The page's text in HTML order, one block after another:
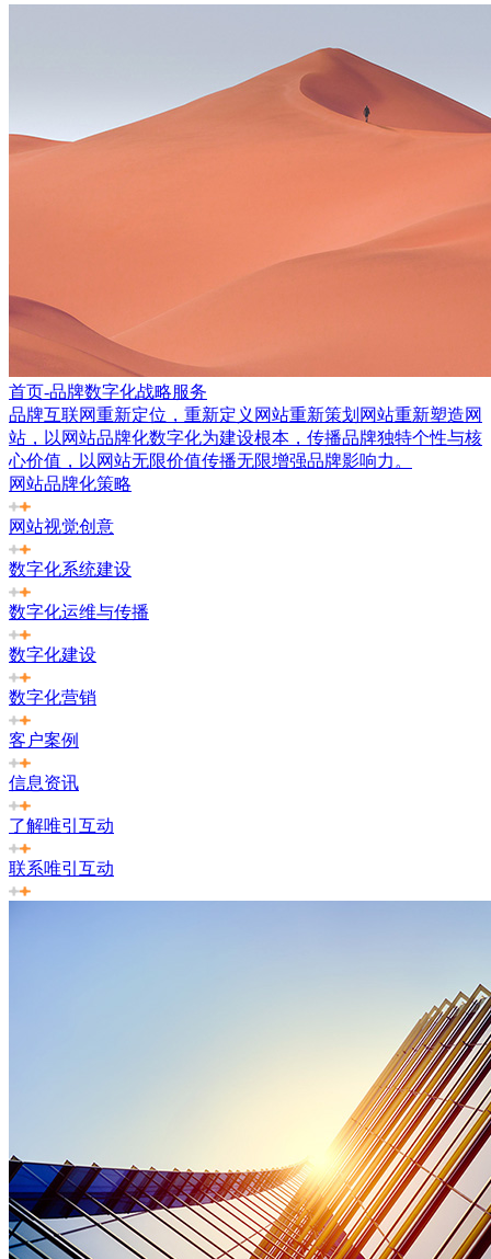
首页-品牌数字化战略服务
品牌互联网重新定位，重新定义网站重新策划网站重新塑造网
站，以网站品牌化数字化为建设根本，传播品牌独特个性与核
心价值，以网站无限价值传播无限增强品牌影响力。
网站品牌化策略
网站视觉创意
数字化系统建设
数字化运维与传播
数字化建设
数字化营销
客户案例
信息资讯
了解唯引互动
联系唯引互动